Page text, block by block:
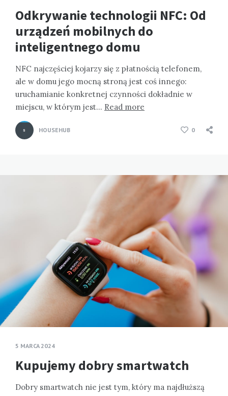
Odkrywanie technologii NFC: Od
urządzeń mobilnych do
inteligentnego domu
NFC najczęściej kojarzy się z płatnością telefonem,
ale w domu jego mocną stroną jest coś innego:
uruchamianie konkretnej czynności dokładnie w
miejscu, w którym jest… Read more
HOUSEHUB 0
5 MARCA 2024
Kupujemy dobry smartwatch
Dobry smartwatch nie jest tym, który ma najdłuższą